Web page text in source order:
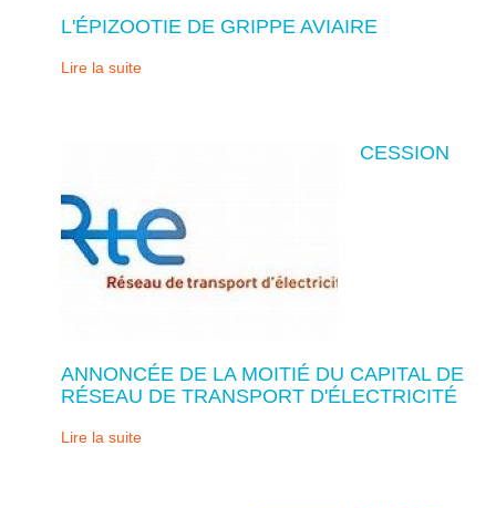
L'ÉPIZOOTIE DE GRIPPE AVIAIRE
Lire la suite
CESSION
ANNONCÉE DE LA MOITIÉ DU CAPITAL DE
RÉSEAU DE TRANSPORT D'ÉLECTRICITÉ
Lire la suite